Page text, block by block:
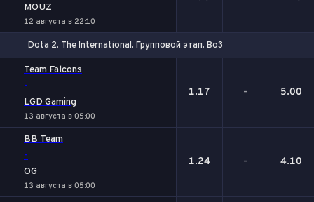
MOUZ
12 августа в 22:10
Dota 2. The International. Групповой этап. Bo3
Team Falcons
-
LGD Gaming
13 августа в 05:00
1.17 - 5.00
BB Team
-
OG
13 августа в 05:00
1.24 - 4.10